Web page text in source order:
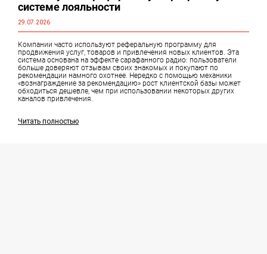
системе лояльности
29.07.2026
Компании часто используют реферальную программу для
продвижения услуг, товаров и привлечения новых клиентов. Эта
система основана на эффекте сарафанного радио: пользователи
больше доверяют отзывам своих знакомых и покупают по
рекомендации намного охотнее. Нередко с помощью механики
«вознаграждение за рекомендацию» рост клиентской базы может
обходиться дешевле, чем при использовании некоторых других
каналов привлечения.
Читать полностью